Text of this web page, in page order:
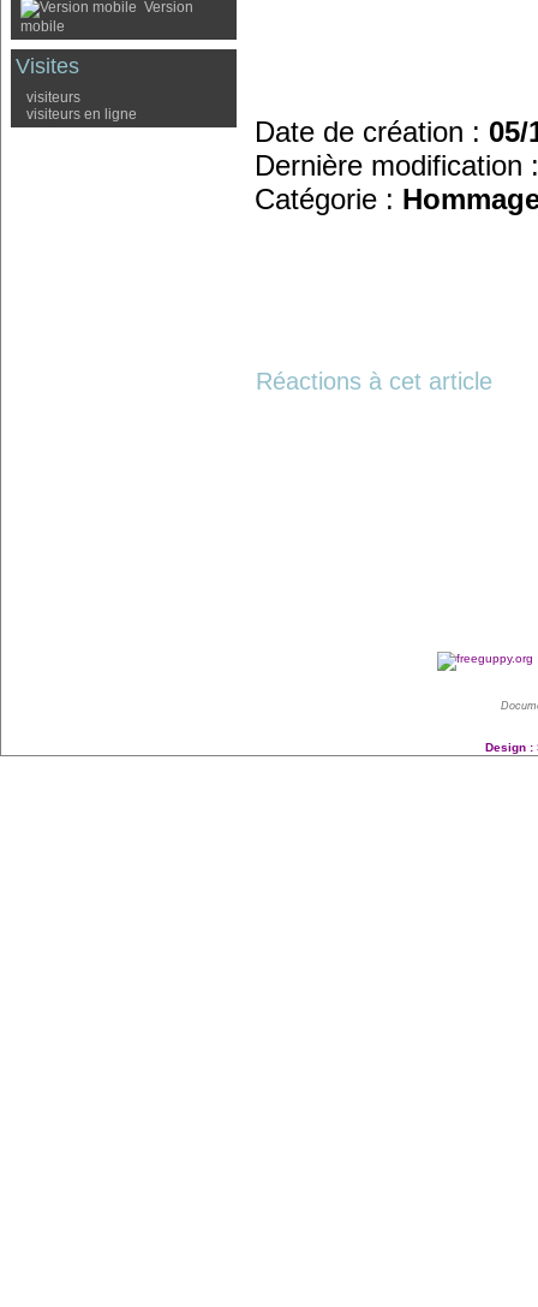
Version
mobile
Visites
visiteurs
visiteurs en ligne
Date de création : 05/
Dernière modification
Catégorie :
Réactions à cet article
Design :